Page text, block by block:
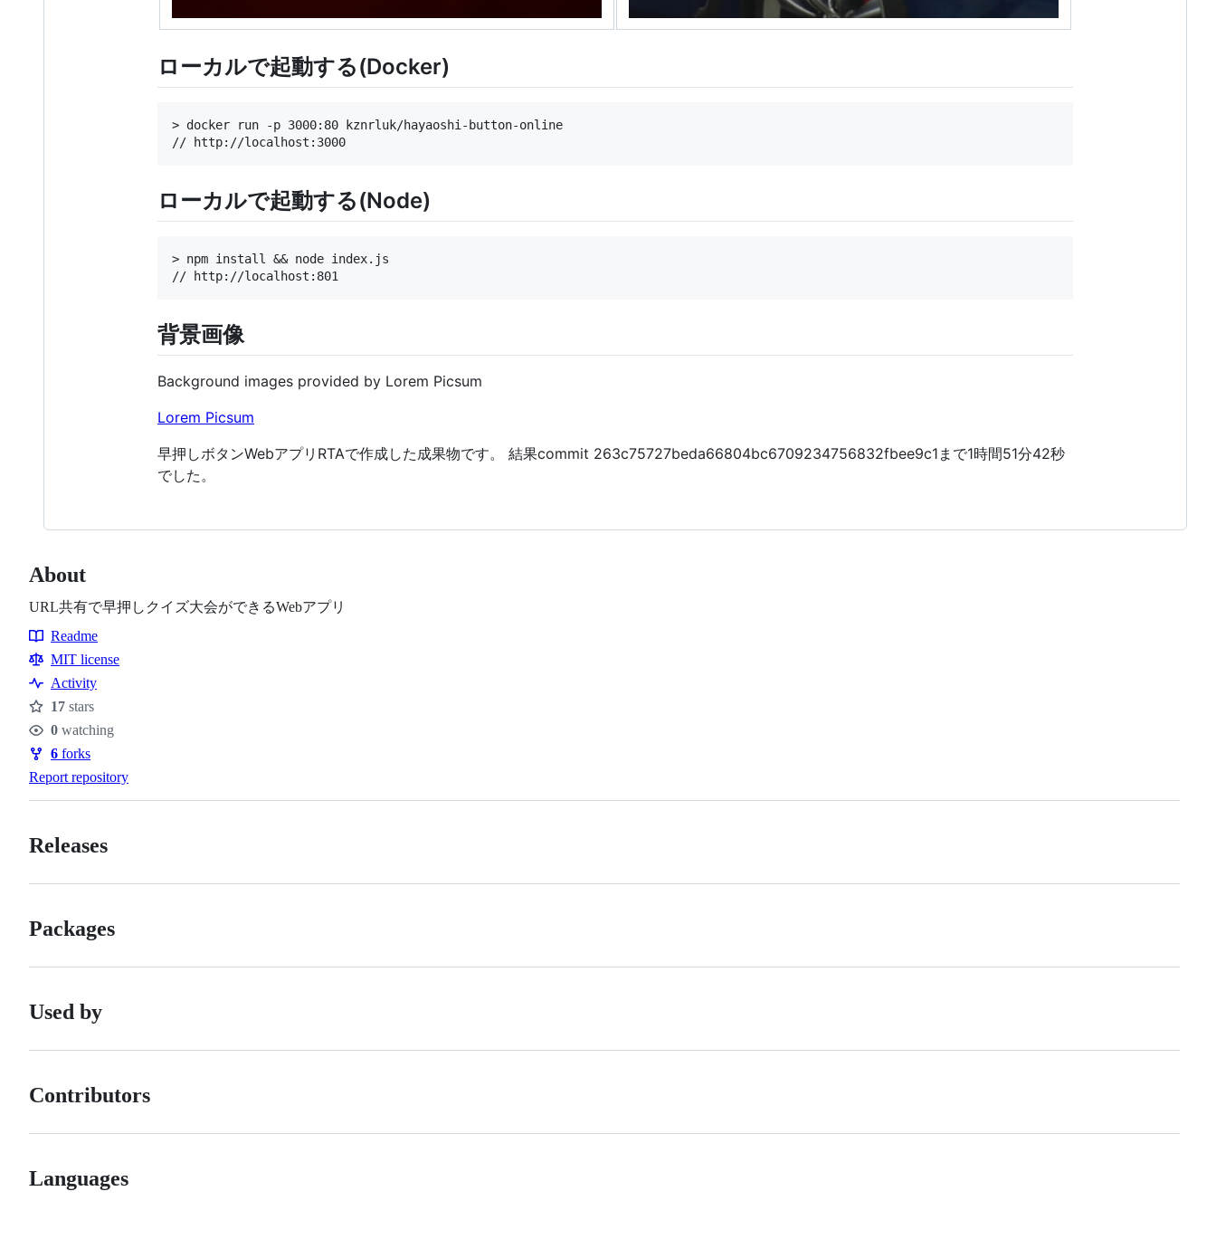
ローカルで起動する(Docker)
> docker run -p 3000:80 kznrluk/hayaoshi-button-online
ローカルで起動する(Node)
> npm install && node index.js
背景画像
Background images provided by Lorem Picsum
Lorem Picsum
早押しボタンWebアプリRTAで作成した成果物です。 結果commit 263c75727beda66804bc6709234756832fbee9c1まで1時間51分42秒
でした。
About
URL共有で早押しクイズ大会ができるWebアプリ
Resources
Readme
MIT license
Activity
Stars
17 stars
Watchers
0 watching
Forks
6 forks
Report repository
Releases
Packages
Used by
Contributors
Languages